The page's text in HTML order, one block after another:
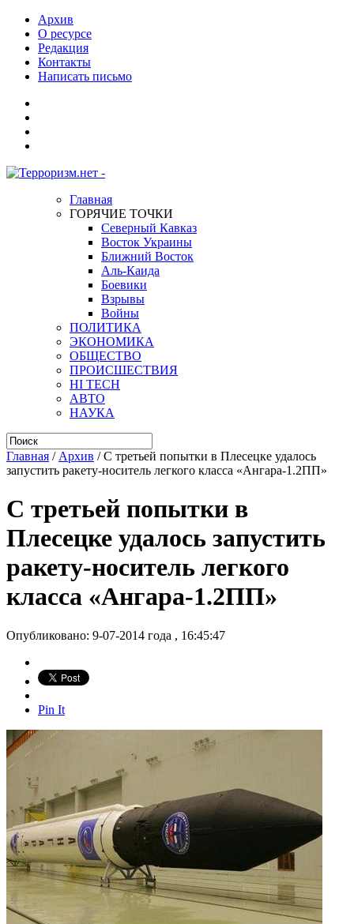
Архив
О ресурсе
Редакция
Контакты
Написать письмо
Главная
ГОРЯЧИЕ ТОЧКИ
Северный Кавказ
Восток Украины
Ближний Восток
Аль-Каида
Боевики
Взрывы
Войны
ПОЛИТИКА
ЭКОНОМИКА
ОБЩЕСТВО
ПРОИСШЕСТВИЯ
HI TECH
АВТО
НАУКА
Главная / Архив /С третьей попытки в Плесецке удалось
запустить ракету-носитель легкого класса «Ангара-1.2ПП»
С третьей попытки в
Плесецке удалось запустить
ракету-носитель легкого
класса «Ангара-1.2ПП»
Опубликовано: 9-07-2014 года , 16:45:47
Pin It